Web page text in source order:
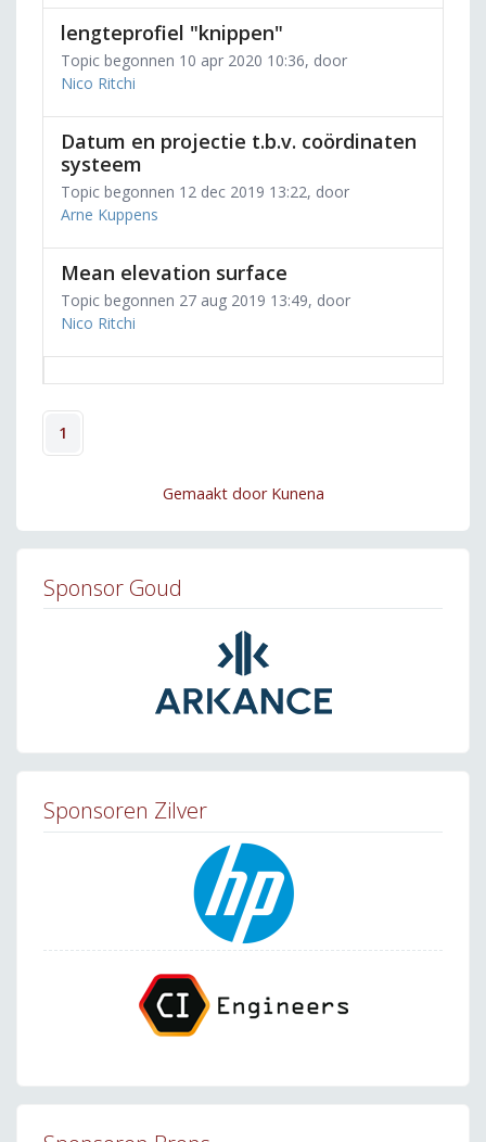
lengteprofiel "knippen"
Topic begonnen 10 apr 2020 10:36, door
Nico Ritchi
Datum en projectie t.b.v. coördinaten
systeem
Topic begonnen 12 dec 2019 13:22, door
Arne Kuppens
Mean elevation surface
Topic begonnen 27 aug 2019 13:49, door
Nico Ritchi
1
Gemaakt door Kunena
Sponsor Goud
Sponsoren Zilver